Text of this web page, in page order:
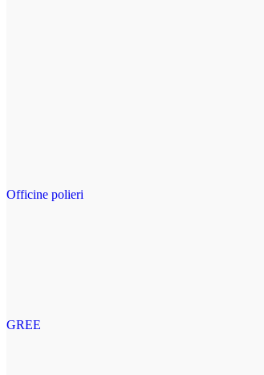
Officine polieri
GREE